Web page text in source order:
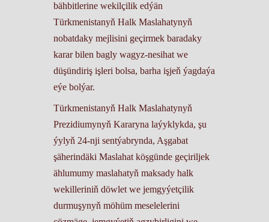
bähbitlerine wekilçilik edýän
Türkmenistanyň Halk Maslahatynyň
nobatdaky mejlisini geçirmek baradaky
karar bilen bagly wagyz-nesihat we
düşündiriş işleri bolsa, barha işjeň ýagdaýa
eýe bolýar.
Türkmenistanyň Halk Maslahatynyň
Prezidiumynyň Kararyna laýyklykda, şu
ýylyň 24-nji sentýabrynda, Aşgabat
şäherindäki Maslahat köşgünde geçiriljek
ählumumy maslahatyň maksady halk
wekilleriniň döwlet we jemgyýetçilik
durmuşynyň möhüm meselelerini